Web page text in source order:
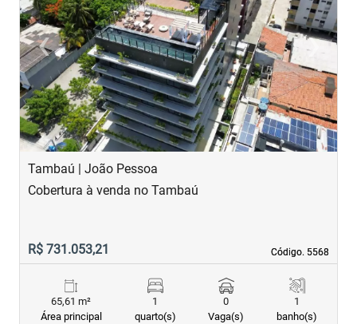
‹Previous ›Next
Tambaú | João Pessoa
Código. 5568
Código. 5568
Cobertura à venda no Tambaú
R$ 731.053,21
65,61 m²
Área principal
1
quarto(s)
0
Vaga(s)
1
banho(s)